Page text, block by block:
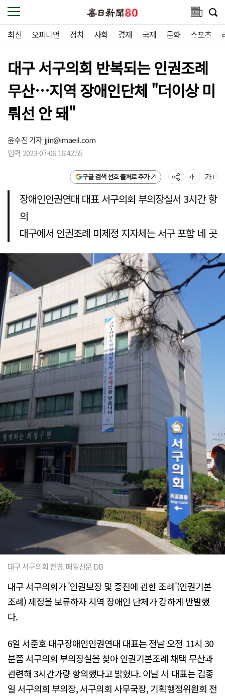
최신 오피니언 정치 사회 경제 국제 문화 스포츠
대구 서구의회 반복되는 인권조례
무산…지역 장애인단체 "더이상 미
뤄선 안 돼"
윤수진 기자jjin@imaeil.com
입력 2023-07-06 16:42:55
구글 검색 선호 출처로 추가
장애인인권연대 대표 서구의회 부의장실서 3시간 항
의
대구에서 인권조례 미제정 지자체는 서구 포함 네 곳
대구 서구의회 전경. 매일신문 DB
대구 서구의회가 '인권보장 및 증진에 관한 조례'(인권기본
조례) 제정을 보류하자 지역 장애인 단체가 강하게 반발했
다.
6일 서준호 대구장애인인권연대 대표는 전날 오전 11시 30
분쯤 서구의회 부의장실을 찾아 인권기본조례 채택 무산과
관련해 3시간가량 항의했다고 밝혔다. 이날 서 대표는 김종
일 서구의회 부의장, 서구의회 사무국장, 기획행정위원회 전